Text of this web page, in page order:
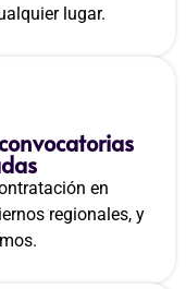
lugar.
en
regionales, y